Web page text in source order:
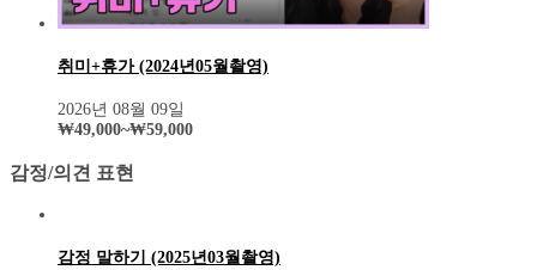
취미+휴가 (2024년05월촬영)
2026년 08월 09일
₩49,000~₩59,000
감정/의견 표현
감정 말하기 (2025년03월촬영)